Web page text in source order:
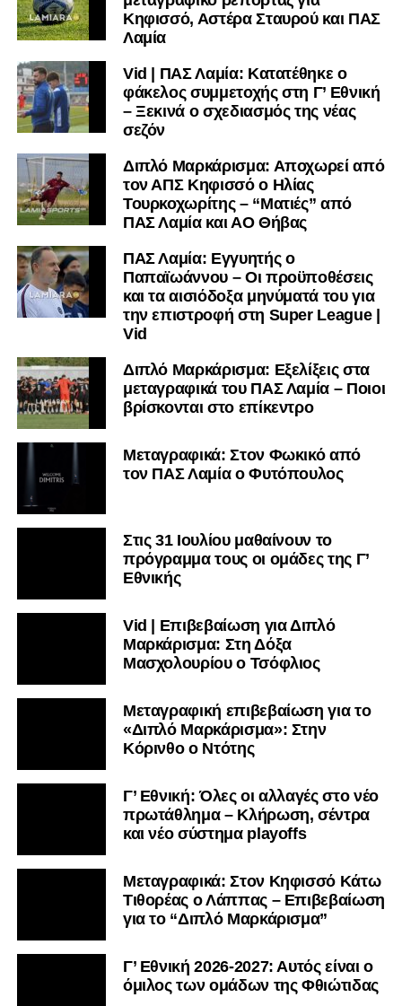
Κηφισσό, Αστέρα Σταυρού και ΠΑΣ
Λαμία
Vid | ΠΑΣ Λαμία: Κατατέθηκε ο
φάκελος συμμετοχής στη Γ’ Εθνική
– Ξεκινά ο σχεδιασμός της νέας
σεζόν
Διπλό Μαρκάρισμα: Αποχωρεί από
τον ΑΠΣ Κηφισσό ο Ηλίας
Τουρκοχωρίτης – “Ματιές” από
ΠΑΣ Λαμία και ΑΟ Θήβας
ΠΑΣ Λαμία: Εγγυητής ο
Παπαϊωάννου – Οι προϋποθέσεις
και τα αισιόδοξα μηνύματά του για
την επιστροφή στη Super League |
Vid
Διπλό Μαρκάρισμα: Εξελίξεις στα
μεταγραφικά του ΠΑΣ Λαμία – Ποιοι
βρίσκονται στο επίκεντρο
Μεταγραφικά: Στον Φωκικό από
τον ΠΑΣ Λαμία ο Φυτόπουλος
Στις 31 Ιουλίου μαθαίνουν το
πρόγραμμα τους οι ομάδες της Γ’
Εθνικής
Vid | Επιβεβαίωση για Διπλό
Μαρκάρισμα: Στη Δόξα
Μασχολουρίου ο Τσόφλιος
Μεταγραφική επιβεβαίωση για το
«Διπλό Μαρκάρισμα»: Στην
Κόρινθο ο Ντότης
Γ’ Εθνική: Όλες οι αλλαγές στο νέο
πρωτάθλημα – Κλήρωση, σέντρα
και νέο σύστημα playoffs
Μεταγραφικά: Στον Κηφισσό Κάτω
Τιθορέας ο Λάππας – Επιβεβαίωση
για το “Διπλό Μαρκάρισμα”
Γ’ Εθνική 2026-2027: Αυτός είναι ο
όμιλος των ομάδων της Φθιώτιδας